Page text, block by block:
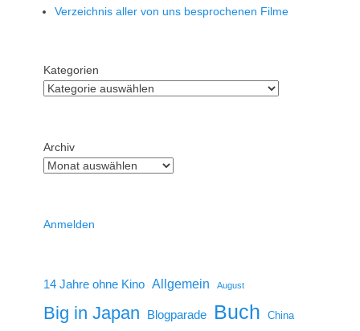
Verzeichnis aller von uns besprochenen Filme
Kategorien
Archiv
Anmelden
14 Jahre ohne Kino Allgemein August
Big in Japan Blogparade Buch China